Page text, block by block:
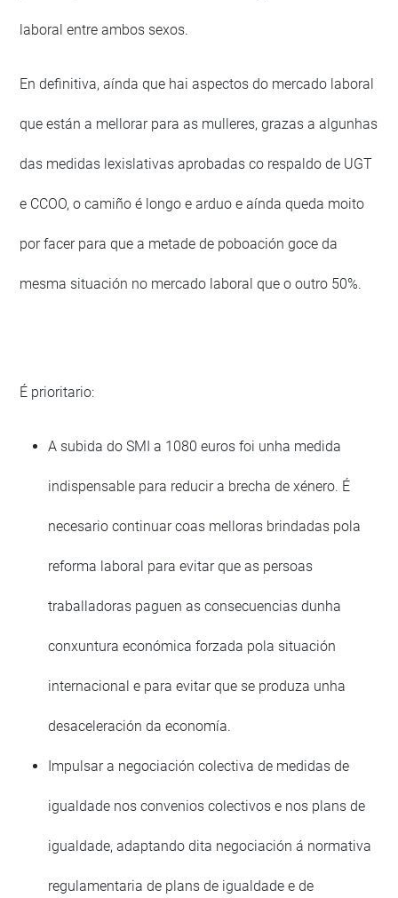
laboral entre ambos sexos.
En definitiva, aínda que hai aspectos do mercado laboral
que están a mellorar para as mulleres, grazas a algunhas
das medidas lexislativas aprobadas co respaldo de UGT
e CCOO, o camiño é longo e arduo e aínda queda moito
por facer para que a metade de poboación goce da
mesma situación no mercado laboral que o outro 50%.
É prioritario:
A subida do SMI a 1080 euros foi unha medida
indispensable para reducir a brecha de xénero. É
necesario continuar coas melloras brindadas pola
reforma laboral para evitar que as persoas
traballadoras paguen as consecuencias dunha
conxuntura económica forzada pola situación
internacional e para evitar que se produza unha
desaceleración da economía.
Impulsar a negociación colectiva de medidas de
igualdade nos convenios colectivos e nos plans de
igualdade, adaptando dita negociación á normativa
regulamentaria de plans de igualdade e de